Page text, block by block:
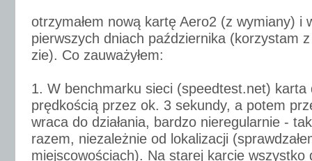
otrzymałem nową kartę Aero2 (z wymiany) i
pierwszych dniach października (korzystam
zie). Co zauważyłem:
1. W benchmarku sieci (speedtest.net) karta
prędkością przez ok. 3 sekundy, a potem
wraca do działania, bardzo nieregularnie -
razem, niezależnie od lokalizacji
miejscowościach). Na starej karcie wszystko